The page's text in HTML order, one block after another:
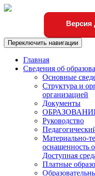
Версия
Переключить навигации
Главная
Сведения об
Основные
Структура и
организацией
Документы
Руководство
Материально-
оснащенность
Доступная
Платные